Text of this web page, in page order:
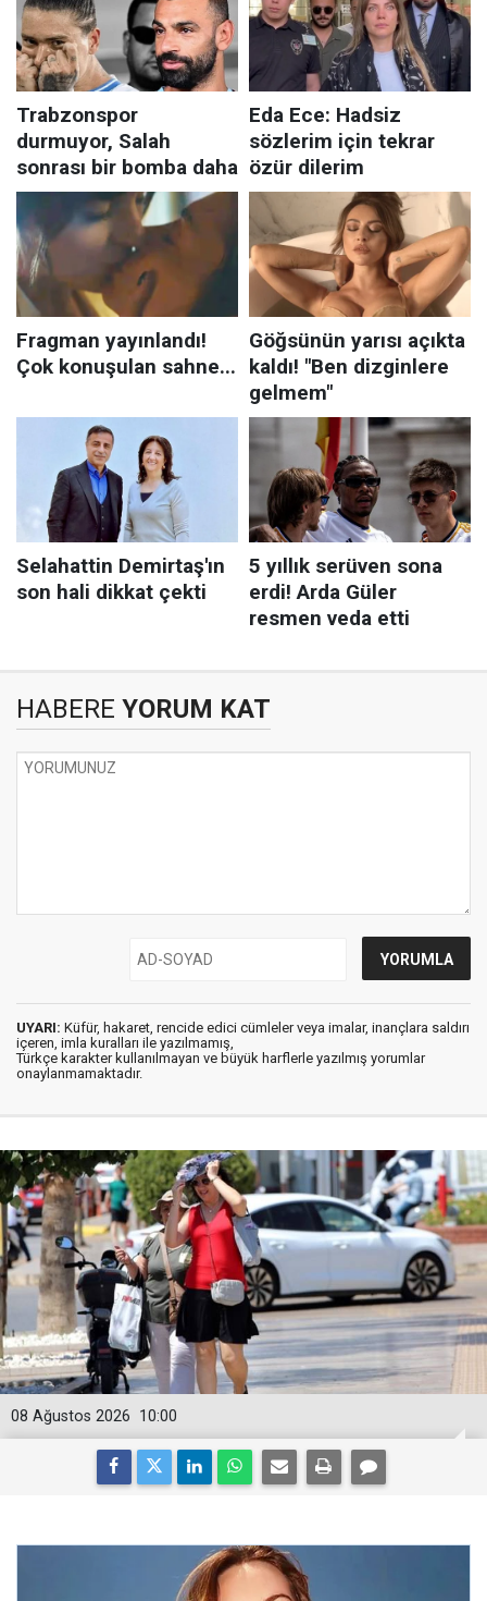
HABERE YORUM KAT
UYARI: Küfür, hakaret, rencide edici cümleler veya imalar, inançlara saldırı
içeren, imla kuralları ile yazılmamış,
Türkçe karakter kullanılmayan ve büyük harflerle yazılmış yorumlar
onaylanmamaktadır.
10:00
08 Ağustos 2026